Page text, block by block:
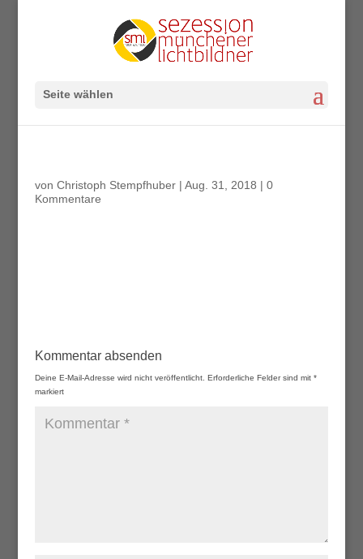
Seite wählen
von Christoph Stempfhuber| Aug. 31, 2018 | 0
Kommentare
Kommentar absenden
Deine E-Mail-Adresse wird nicht veröffentlicht. Erforderliche Felder sind mit *
markiert